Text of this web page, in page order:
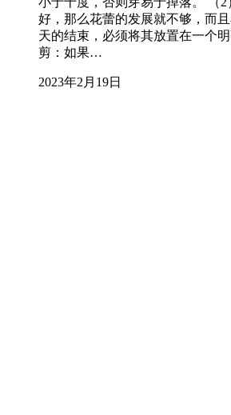
好，那么花蕾的发展就不够，而
天的结束，必须将其放置在一个
剪：如果…
2023年2月19日